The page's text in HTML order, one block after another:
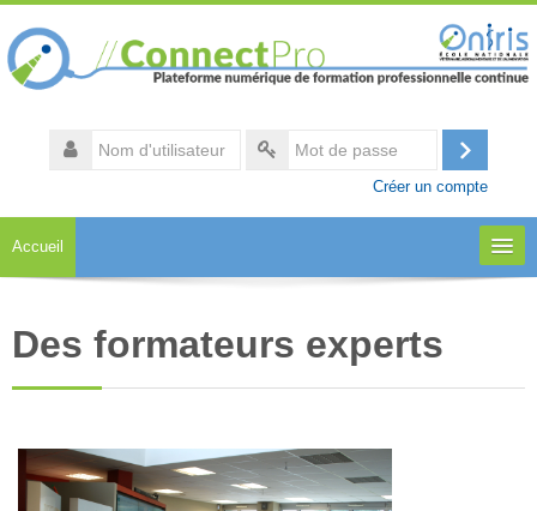
au
contenu
Nom
Créer un compte
Accueil
Espace collaboratif
Des formateurs experts